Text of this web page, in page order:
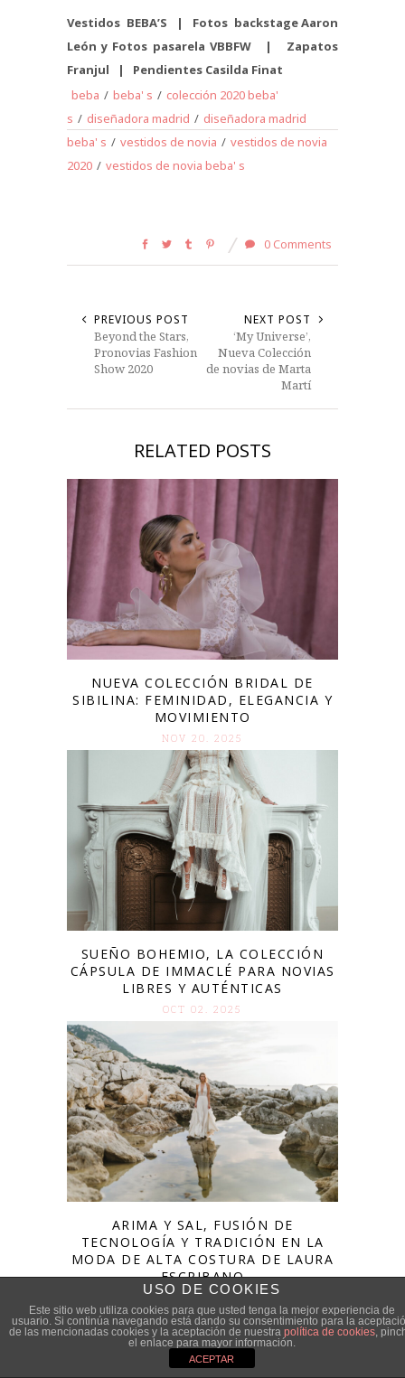
Vestidos BEBA’S | Fotos backstage Aaron
León y Fotos pasarela VBBFW | Zapatos
Franjul | Pendientes Casilda Finat
beba / beba' s / colección 2020 beba'
s / diseñadora madrid / diseñadora madrid
beba' s / vestidos de novia / vestidos de novia
2020 / vestidos de novia beba' s
0 Comments
PREVIOUS POST
Beyond the Stars,
Pronovias Fashion
Show 2020
NEXT POST
‘My Universe’,
Nueva Colección
de novias de Marta
Martí
RELATED POSTS
NUEVA COLECCIÓN BRIDAL DE
SIBILINA: FEMINIDAD, ELEGANCIA Y
MOVIMIENTO
NOV 20. 2025
SUEÑO BOHEMIO, LA COLECCIÓN
CÁPSULA DE IMMACLÉ PARA NOVIAS
LIBRES Y AUTÉNTICAS
OCT 02. 2025
ARIMA Y SAL, FUSIÓN DE
TECNOLOGÍA Y TRADICIÓN EN LA
MODA DE ALTA COSTURA DE LAURA
ESCRIBANO
MAR 13. 2025
USO DE COOKIES
Este sitio web utiliza cookies para que usted tenga la mejor experiencia de
usuario. Si continúa navegando está dando su consentimiento para la
de las mencionadas cookies y la aceptación de nuestra política de cookies,
el enlace para mayor información.
ACEPTAR